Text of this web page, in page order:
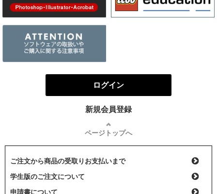
ログイン
新規会員登録
ページトップへ
ご注文から商品の受取りお支払いまで
学生版のご注文について
申請書について